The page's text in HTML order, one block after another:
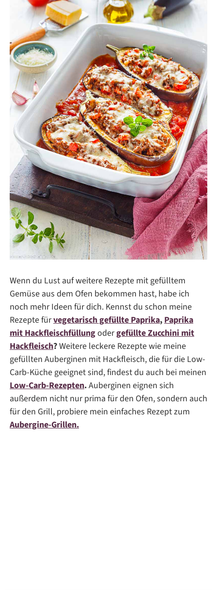
Wenn du Lust auf weitere Rezepte mit gefülltem
Gemüse aus dem Ofen bekommen hast, habe ich
noch mehr Ideen für dich. Kennst du schon meine
Rezepte fürvegetarisch gefüllte Paprika,Paprika
mit Hackfleischfüllungodergefüllte Zucchini mit
Hackfleisch?Weitere leckere Rezepte wie meine
gefüllten Auberginen mit Hackfleisch, die für die Low-
Carb-Küche geeignet sind, findest du auch bei meinen
Low-Carb-Rezepten.Auberginen eignen sich
außerdem nicht nur prima für den Ofen, sondern auch
für den Grill, probiere mein einfaches Rezept zum
Aubergine-Grillen.